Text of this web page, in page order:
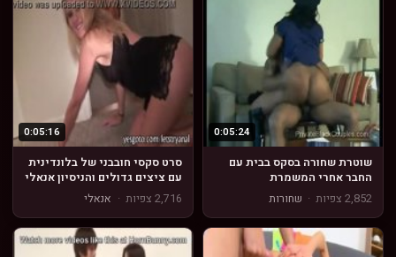
0:05:24
שוטרת שחורה בסקס בבית עם
החבר אחרי המשמרת
2,852 צפיות
· שחורות
0:05:16
סרט סקסי חובבני של בלונדינית
עם ציצים גדולים והניסיון אנאלי
בפעם הראשונה
2,716 צפיות · אנאלי